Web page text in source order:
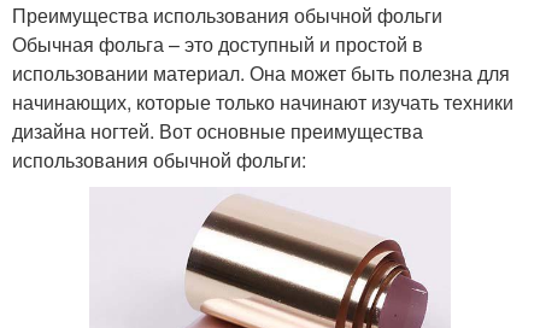
Преимущества использования обычной фольги
Обычная фольга – это доступный и простой в
использовании материал. Она может быть полезна для
начинающих, которые только начинают изучать техники
дизайна ногтей. Вот основные преимущества
использования обычной фольги: